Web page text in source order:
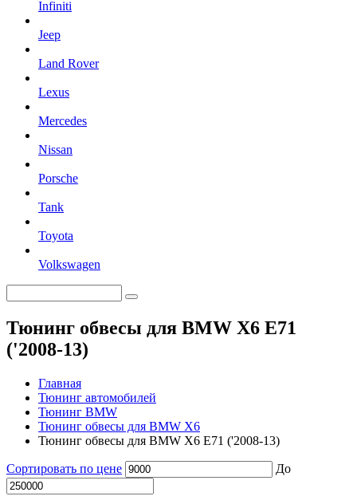
Infiniti
Jeep
Land Rover
Lexus
Mercedes
Nissan
Porsche
Tank
Toyota
Volkswagen
Тюнинг обвесы для BMW X6 E71
('2008-13)
Главная
Тюнинг автомобилей
Тюнинг BMW
Тюнинг обвесы для BMW X6
Тюнинг обвесы для BMW X6 E71 ('2008-13)
Сортировать по цене До